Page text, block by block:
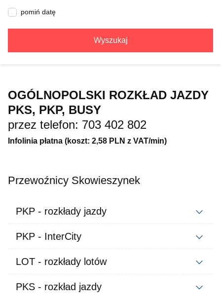
pomiń datę
Wyszukaj
OGÓLNOPOLSKI ROZKŁAD JAZDY
PKS, PKP, BUSY
przez telefon: 703 402 802
Infolinia płatna (koszt: 2,58 PLN z VAT/min)
Przewoźnicy Skowieszynek
PKP - rozkłady jazdy
PKP - InterCity
LOT - rozkłady lotów
PKS - rozkład jazdy